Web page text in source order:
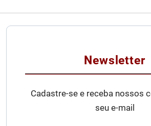
Newsletter
Cadastre-se e receba nossos
seu e-mail